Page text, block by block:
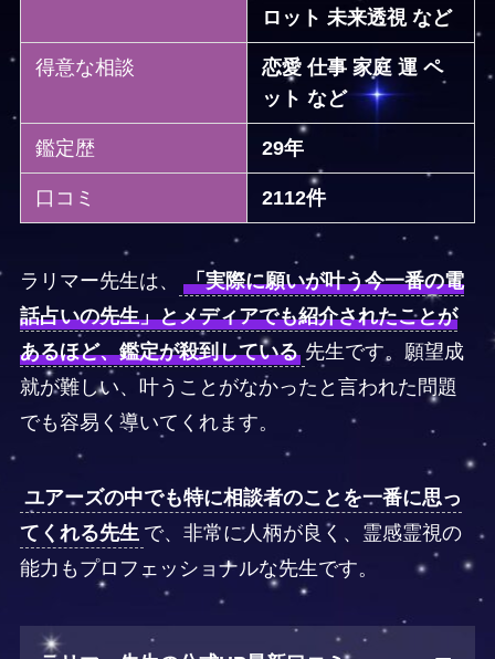
ロット 未来透視 など
得意な相談
恋愛 仕事 家庭 運 ペ
ット など
鑑定歴 29年
口コミ 2112件
ラリマー先生は、
「実際に願いが叶う今一番の電
話占いの先生」とメディアでも紹介されたことが
あるほど、鑑定が殺到している 先生です。願望成
就が難しい、叶うことがなかったと言われた問題
でも容易く導いてくれます。
ユアーズの中でも特に相談者のことを一番に思っ
てくれる先生 で、非常に人柄が良く、霊感霊視の
能力もプロフェッショナルな先生です。